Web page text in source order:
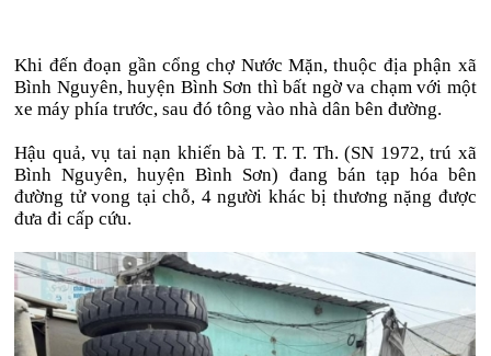
Khi đến đoạn gần cổng chợ Nước Mặn, thuộc địa phận xã
Bình Nguyên, huyện Bình Sơn thì bất ngờ va chạm với một
xe máy phía trước, sau đó tông vào nhà dân bên đường.
Hậu quả, vụ tai nạn khiến bà T. T. T. Th. (SN 1972, trú xã
Bình Nguyên, huyện Bình Sơn) đang bán tạp hóa bên
đường tử vong tại chỗ, 4 người khác bị thương nặng được
đưa đi cấp cứu.